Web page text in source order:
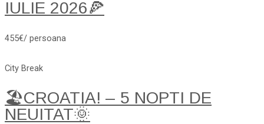
IULIE 2026🍕
455€/ persoana
City Break
🏖️CROATIA! – 5 NOPTI DE
NEUITAT🌞